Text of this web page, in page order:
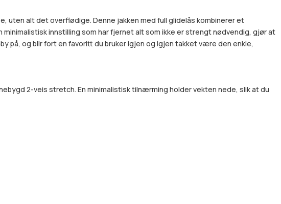
uten alt det overflødige. Denne jakken med full glidelås kombinerer et
innstilling som har fjernet alt som ikke er strengt nødvendig, gjør at
på, og blir fort en favoritt du bruker igjen og igjen takket være den enkle,
2-veis stretch. En minimalistisk tilnærming holder vekten nede, slik at du